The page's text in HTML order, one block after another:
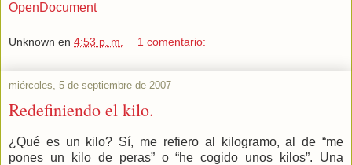
OpenDocument
Unknown en 4:53 p. m. 1 comentario:
miércoles, 5 de septiembre de 2007
Redefiniendo el kilo.
¿Qué es un kilo? Sí, me refiero al kilogramo, al de “me
pones un kilo de peras” o “he cogido unos kilos”. Una